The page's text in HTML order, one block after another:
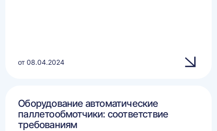
от 08.04.2024
Оборудование автоматические
паллетообмотчики: соответствие
требованиям